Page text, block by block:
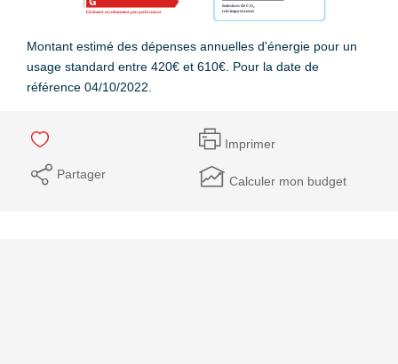
Montant estimé des dépenses annuelles d'énergie pour un
usage standard entre 420€ et 610€. Pour la date de
référence 04/10/2022.
Imprimer
Partager Calculer mon budget